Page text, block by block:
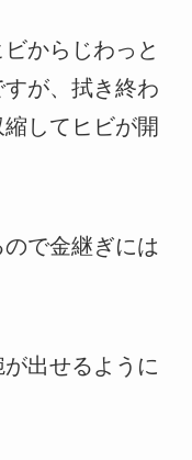
からじわっと
が、拭き終わ
してヒビが開
で金継ぎには
出せるように